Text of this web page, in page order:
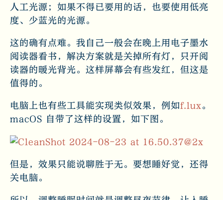
人工光源；如果不得已要用的话，也要使用低亮
度、少蓝光的光源。
这的确有点难。我自己一般会在晚上用电子墨水
阅读器看书，解决方案就是关掉所有灯，只开阅
读器的暖光背光。这样屏幕会有些发红，但这是
值得的。
电脑上也有些工具能实现类似效果，例如f.lux。
macOS 自带了这样的设置，如下图。
但是，效果只能说聊胜于无。要想睡好觉，还得
关电脑。